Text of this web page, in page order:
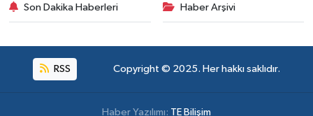
Son Dakika Haberleri Haber Arşivi
RSS Copyright © 2025. Her hakkı saklıdır.
Haber Yazılımı: TE Bilişim